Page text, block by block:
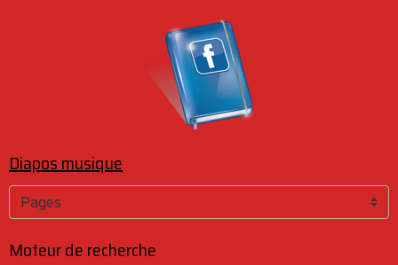
Diapos musique
Moteur de recherche